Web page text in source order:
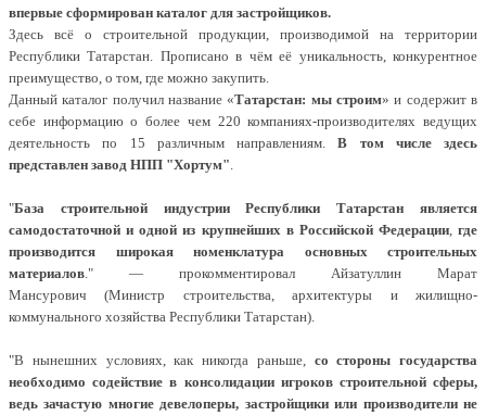
впервые сформирован каталог для застройщиков.
Здесь всё о строительной продукции, производимой на территории
Республики Татарстан. Прописано в чём её уникальность, конкурентное
преимущество, о том, где можно закупить.
Данный каталог получил название «Татарстан: мы строим» и содержит в
себе информацию о более чем 220 компаниях-производителях ведущих
деятельность по 15 различным направлениям.В том числе здесь
представлен завод НПП "Хортум".
"База строительной индустрии Республики Татарстан является
самодостаточной и одной из крупнейших в Российской Федерации, где
производится широкая номенклатура основных строительных
материалов." — прокомментировал Айзатуллин Марат
Мансурович (Министр строительства, архитектуры и жилищно-
коммунального хозяйства Республики Татарстан).
"В нынешних условиях, как никогда раньше, со стороны государства
необходимо содействие в консолидации игроков строительной сферы,
ведь зачастую многие девелоперы, застройщики или производители не